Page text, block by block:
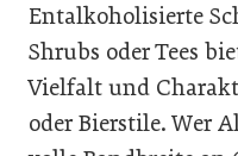
Entalkoholisierte
Shrubs oder Tees
Vielfalt und
oder Bierstile. Wer